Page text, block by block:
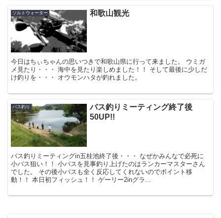
ソルトウォーター 和歌山観光
今日はちぃちゃんの思いつきで和歌山県に行って来ました。 ウミガ
メ見たり・・・ 海中を見たり楽しめました！！ そして最後に少しだ
け釣りを・・・ オウモンハタが釣れました。
バス釣り
バス釣りミーティング終了後
50UP!!
バス釣りミーティングin五桂池終了後・・・ なぜかみんなで必死に
小バス狙い！！ 小バスを見事釣り上げたのはランカーマスターさん
でした。 その後小バスも全く反応してくれないのでポイント移
動！！ 本日初フィッシュ！！ ゲーリー2inグラ...